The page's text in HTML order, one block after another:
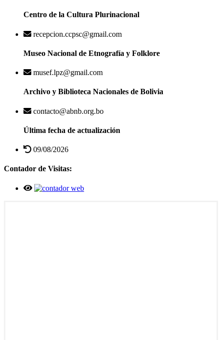
Centro de la Cultura Plurinacional
recepcion.ccpsc@gmail.com
Museo Nacional de Etnografía y Folklore
musef.lpz@gmail.com
Archivo y Biblioteca Nacionales de Bolivia
contacto@abnb.org.bo
Última fecha de actualización
09/08/2026
Contador de Visitas: